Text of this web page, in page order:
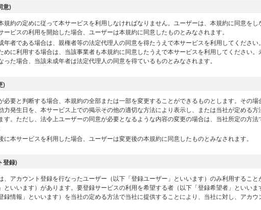
意)
規約の定めに従って本サービスを利用しなければなりません。ユーザーは、本規約に同意を
ービスの利用を開始した場合、ユーザーは本規約に同意したものとみなされます。
年者である場合は、親権者等の法定代理人の同意を得たうえで本サービスを利用してくださ
めに利用する場合は、当該事業者も本規約に同意したうえで本サービスを利用してください
った場合、当該未成年者は法定代理人の同意を得ているものとみなされます。
)
必要と判断する場合、本規約の全部または一部を変更することができるものとします。その
力発生日を、本サービス上での掲示その他の適切な方法により表示し、または当社が定める
す。ただし、法令上ユーザーの同意が必要となるような内容の変更の場合は、当社所定の方
に本サービスを利用した場合、ユーザーは変更後の本規約に同意したものとみなされます。
登録)
、アカウント登録を行なったユーザー（以下「登録ユーザー」といいます）のみ利用するこ
といいます）があります。要登録サービスの利用を希望する者（以下「登録希望者」といい
録情報」といいます）を当社の定める方法で当社に提供することにより、当社に対し、アカ